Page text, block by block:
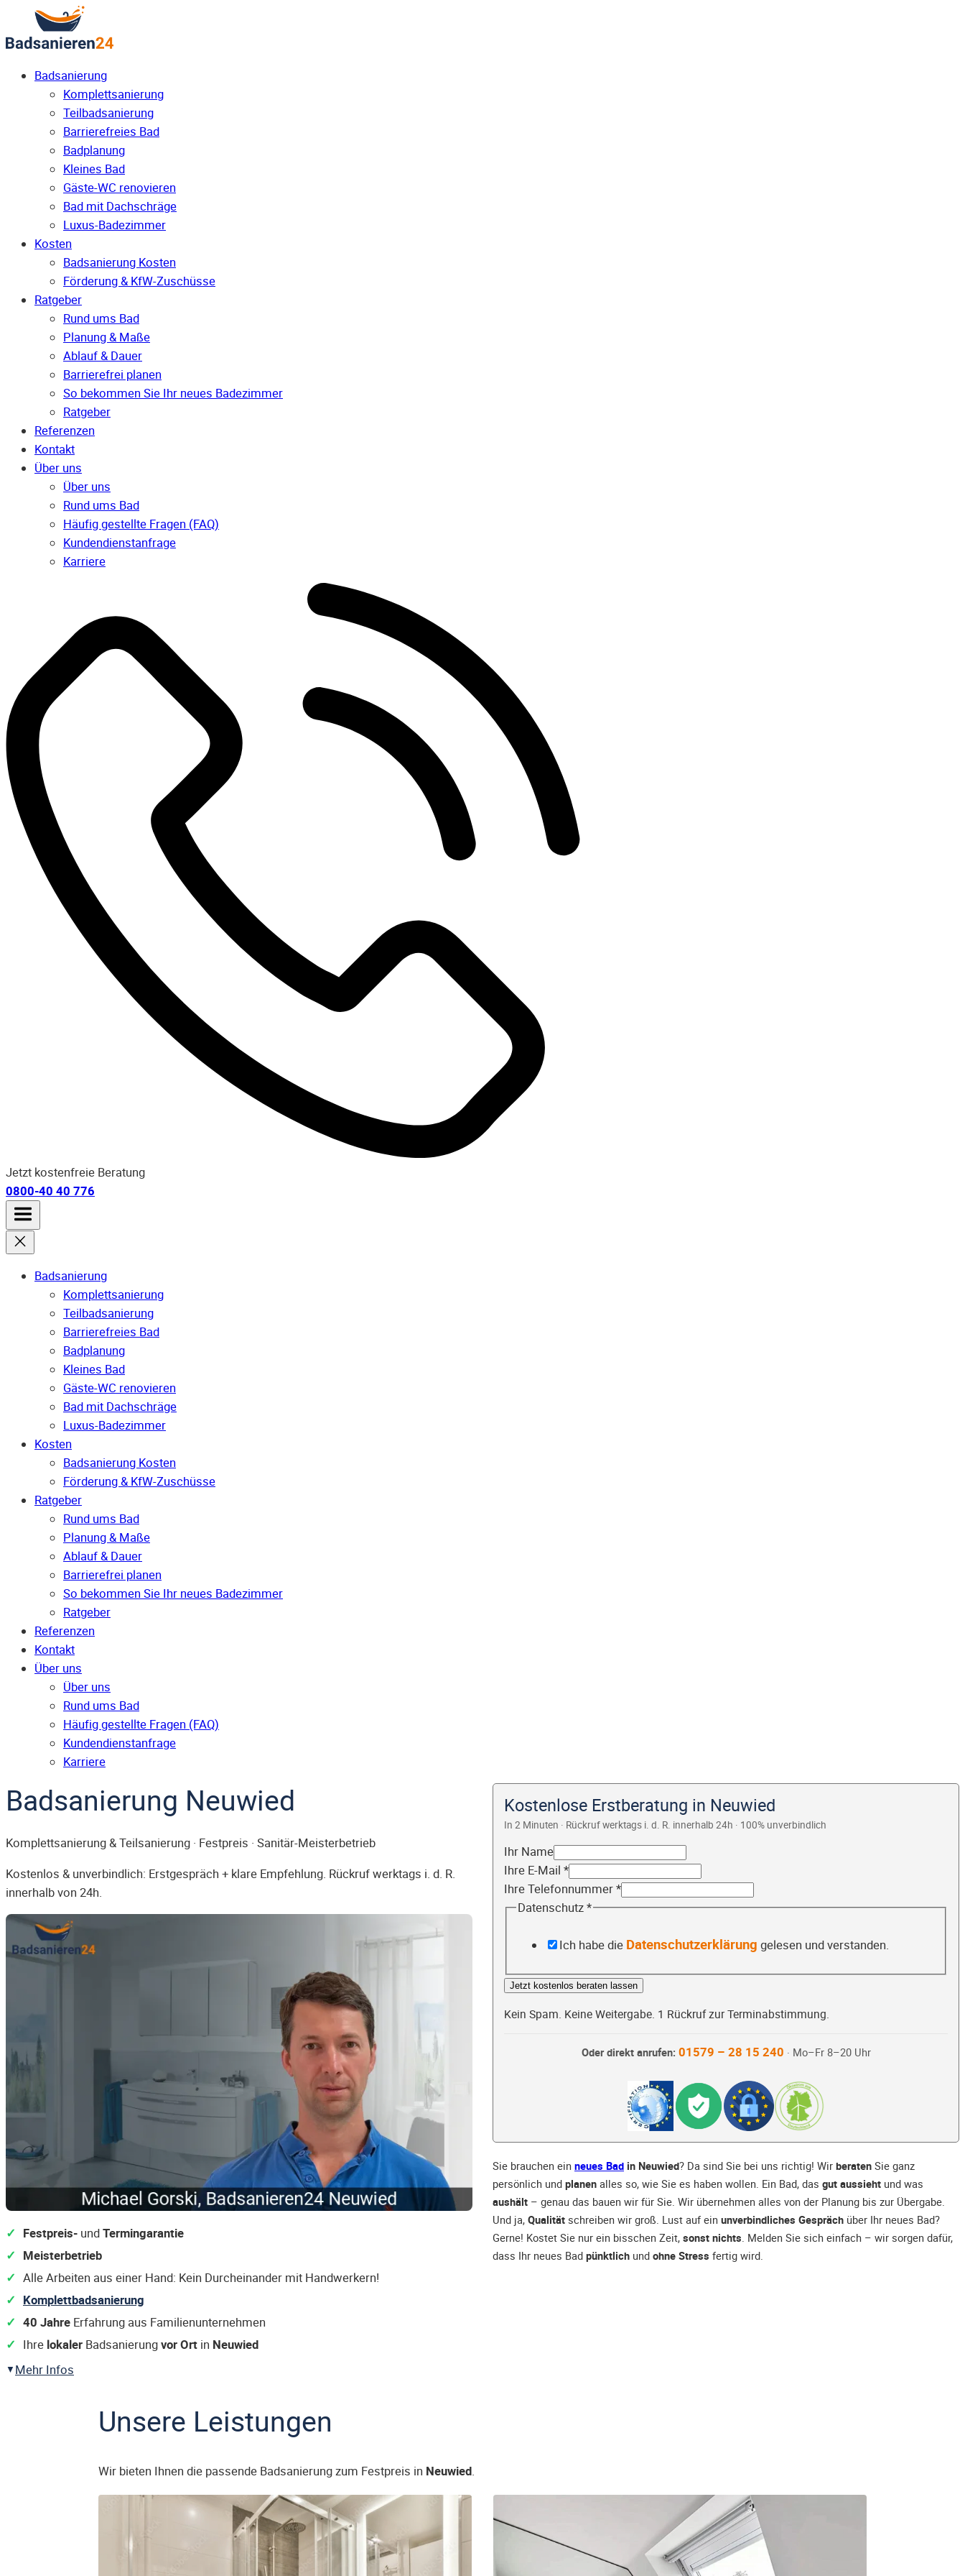
Badsanierung
Komplettsanierung
Teilbadsanierung
Barrierefreies Bad
Badplanung
Kleines Bad
Gäste-WC renovieren
Bad mit Dachschräge
Luxus-Badezimmer
Kosten
Badsanierung Kosten
Förderung & KfW-Zuschüsse
Ratgeber
Rund ums Bad
Planung & Maße
Ablauf & Dauer
Barrierefrei planen
So bekommen Sie Ihr neues Badezimmer
Ratgeber
Referenzen
Kontakt
Über uns
Über uns
Rund ums Bad
Häufig gestellte Fragen (FAQ)
Kunden­dienst­anfrage
Karriere
Jetzt kostenfreie Beratung
0800-40 40 776
Badsanierung
Komplettsanierung
Teilbadsanierung
Barrierefreies Bad
Badplanung
Kleines Bad
Gäste-WC renovieren
Bad mit Dachschräge
Luxus-Badezimmer
Kosten
Badsanierung Kosten
Förderung & KfW-Zuschüsse
Ratgeber
Rund ums Bad
Planung & Maße
Ablauf & Dauer
Barrierefrei planen
So bekommen Sie Ihr neues Badezimmer
Ratgeber
Referenzen
Kontakt
Über uns
Über uns
Rund ums Bad
Häufig gestellte Fragen (FAQ)
Kunden­dienst­anfrage
Karriere
Badsanierung Neuwied
Komplettsanierung & Teilsanierung · Festpreis · Sanitär-Meisterbetrieb
Kostenlos & unverbindlich: Erstgespräch + klare Empfehlung. Rückruf werktags i. d. R.
innerhalb von 24h.
Festpreis- undTermingarantie
Meisterbetrieb
Alle Arbeiten aus einer Hand: Kein Durcheinander mit Handwerkern!
Komplettbadsanierung
40 Jahre Erfahrung aus Familienunternehmen
Ihre lokaler Badsanierungvor Ort in Neuwied
Mehr Infos
Kostenlose Erstberatung in Neuwied
In 2 Minuten · Rückruf werktags i. d. R. innerhalb 24h · 100% unverbindlich
Ihr Name
Ihre E-Mail *
Ihre Telefonnummer*
Datenschutz*
Ich habe die Datenschutzerklärung gelesen und verstanden.
Jetzt kostenlos beraten lassen
Kein Spam. Keine Weitergabe. 1 Rückruf zur Terminabstimmung.
Oder direkt anrufen: 01579 – 28 15 240 · Mo–Fr 8–20 Uhr
Sie brauchen ein neues Bad in Neuwied? Da sind Sie bei uns richtig! Wir beraten Sie ganz
persönlich und planen alles so, wie Sie es haben wollen. Ein Bad, das gut aussieht und was
aushält – genau das bauen wir für Sie. Wir übernehmen alles von der Planung bis zur Übergabe.
Und ja, Qualität schreiben wir groß. Lust auf ein unverbindliches Gespräch über Ihr neues Bad?
Gerne! Kostet Sie nur ein bisschen Zeit, sonst nichts. Melden Sie sich einfach – wir sorgen dafür,
dass Ihr neues Bad pünktlich und ohne Stress fertig wird.
Unsere Leistungen
Wir bieten Ihnen die passende Badsanierung zum Festpreis in Neuwied.